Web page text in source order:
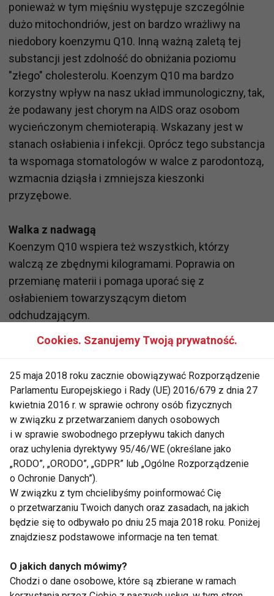
ponieważ w tym mięśniu występuje szczególnie
dużo mitochondriów, jest on bardzo wrażliwy na
niedobory koenzymu Q10. Inną ważną zaletą tej
substancji jest zdolność do obniżania poziomu
"złego" cholesterolu. Koenzym Q10 ma bardzo
korzystny wpływ na nasz układ immunologiczny, tak,
że podawany jest chorym na AIDS oraz osobom
wycieńczonym chemioterapią. Wskazany jest w
stanach osłabienia i infekcji. Oprócz tego substancja
ta wspomaga stomatologów w walce z parodontozą,
wzmacnia dziąsła i zmniejsza kieszonki
przyzębowe.
Walka z nadwagą
Koenzym Q10 wspiera też wszystkich, którzy
walczą ze zbędnymi kilogramami. Poprawia on
przemianę materii i pomaga uporać się z
osłabieniem towarzyszącym dietom
odchudzającym.
Sprzymierzeniec młodości
młodości. Wszystko, dlatego że jest
antyutleniaczem i zwalcza wolne rodniki w
organizmie. Te ostatnie są odpowiedzialne za
postępowanie procesów starzenia się. Zażywanie
koenzymu Q10 prowadzi do zmniejszenia i
wygładzenia zmarszczek.
Uważa się, że dorosłe osoby powinny przyjmować
30-50mg tej substancji dziennie. Preparaty z
koenzymem Q10 stosować tuż po posiłku
wchłanianie przez organizm. Najkorzystniej jest też
stosować preparaty, w których koenzym połączony
Cookies. Szanujemy Twoją prywatność.
25 maja 2018 roku zacznie obowiązywać Rozporządzenie
Parlamentu Europejskiego i Rady (UE) 2016/679 z dnia 27
kwietnia 2016 r. w sprawie ochrony osób fizycznych
w związku z przetwarzaniem danych osobowych
i w sprawie swobodnego przepływu takich danych
oraz uchylenia dyrektywy 95/46/WE (określane jako
„RODO”, „ORODO”, „GDPR” lub „Ogólne Rozporządzenie
o Ochronie Danych”).
W związku z tym chcielibyśmy poinformować Cię
o przetwarzaniu Twoich danych oraz zasadach, na jakich
będzie się to odbywało po dniu 25 maja 2018 roku. Poniżej
znajdziesz podstawowe informacje na ten temat.
O jakich danych mówimy?
Chodzi o dane osobowe, które są zbierane w ramach